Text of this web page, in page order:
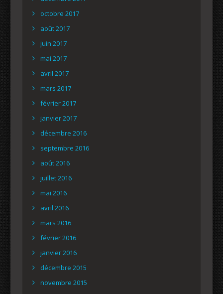
octobre 2017
août 2017
juin 2017
mai 2017
avril 2017
mars 2017
février 2017
janvier 2017
décembre 2016
septembre 2016
août 2016
juillet 2016
mai 2016
avril 2016
mars 2016
février 2016
janvier 2016
décembre 2015
novembre 2015